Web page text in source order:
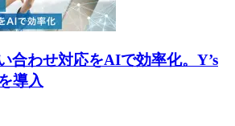
合わせ対応をAIで効率化。Y’s
導入